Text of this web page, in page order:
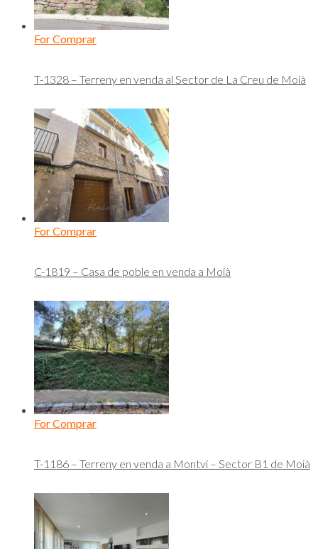
For Comprar
T-1328 – Terreny en venda al Sector de La Creu de Moià
For Comprar
C-1819 – Casa de poble en venda a Moià
For Comprar
T-1186 – Terreny en venda a Montví – Sector B1 de Moià